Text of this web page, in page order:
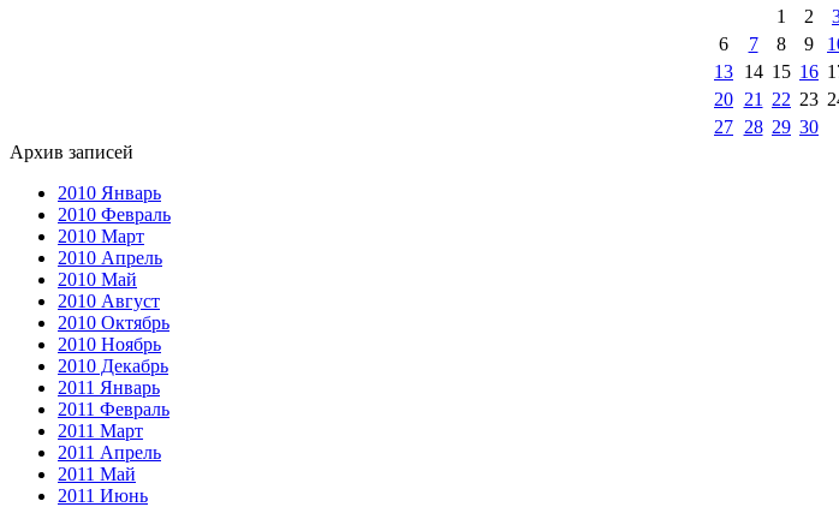
1
2
6
7 8 9
13 14 15 16
20 21 22 23
27 28 29 30
Архив записей
2010 Январь
2010 Февраль
2010 Март
2010 Апрель
2010 Май
2010 Август
2010 Октябрь
2010 Ноябрь
2010 Декабрь
2011 Январь
2011 Февраль
2011 Март
2011 Апрель
2011 Май
2011 Июнь